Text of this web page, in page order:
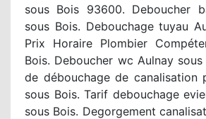
sous Bois 93600. Deboucher
sous Bois. Debouchage tuyau
Prix Horaire Plombier
Bois. Deboucher wc Aulnay
de débouchage de canalisation
sous Bois. Tarif debouchage
sous Bois. Degorgement